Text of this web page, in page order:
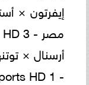
مصر - beIN Sports HD 3.
- beIN Sports HD 1.